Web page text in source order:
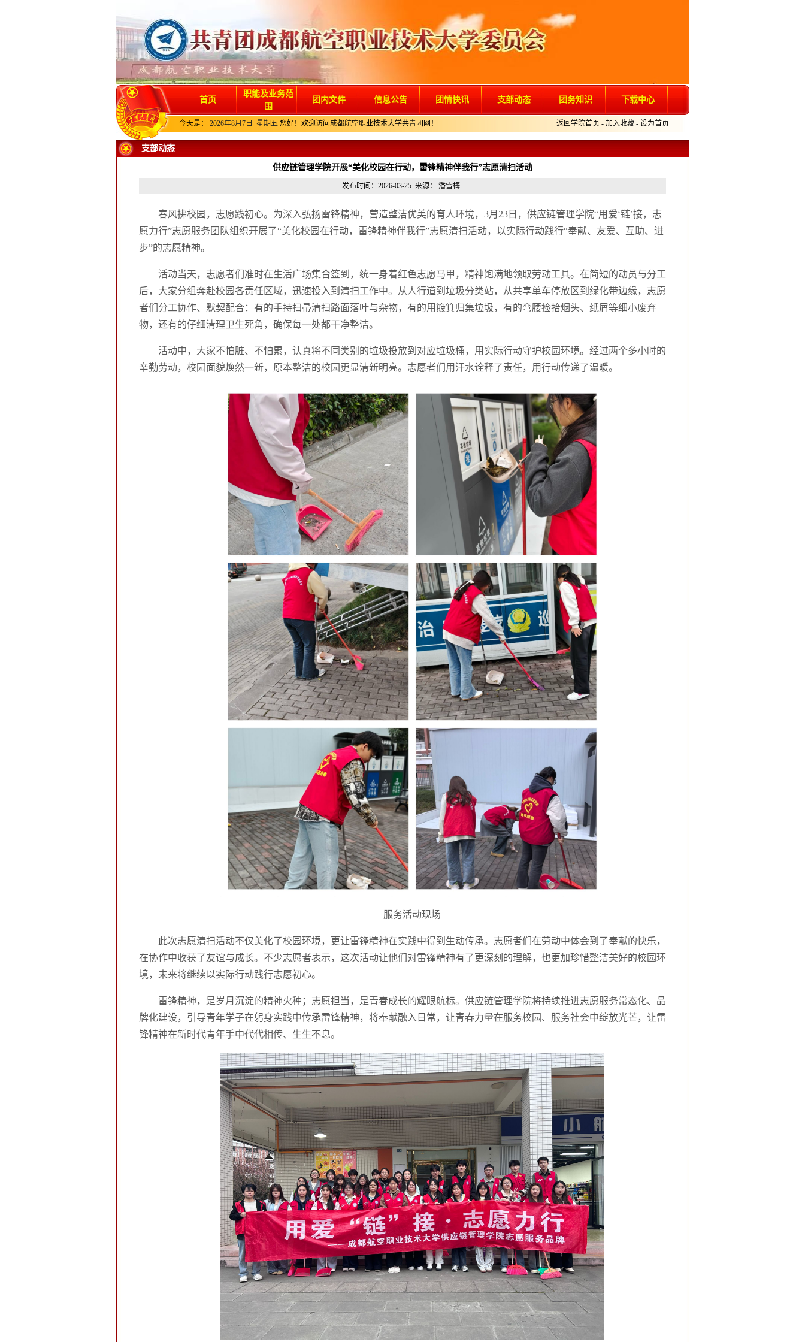
首页
职能及业务范
围
团内文件 信息公告 团情快讯 支部动态 团务知识 下载中心
今天是： 2026年8月7日 星期五 您好！欢迎访问成都航空职业技术大学共青团网！ 返回学院首页 - 加入收藏 - 设为首页
支部动态
供应链管理学院开展“美化校园在行动，雷锋精神伴我行”志愿清扫活动
发布时间：2026-03-25 来源： 潘雪梅
春风拂校园，志愿践初心。为深入弘扬雷锋精神，营造整洁优美的育人环境，3月23日，供应链管理学院“用爱‘链’接，志
愿力行”志愿服务团队组织开展了“美化校园在行动，雷锋精神伴我行”志愿清扫活动，以实际行动践行“奉献、友爱、互助、进
步”的志愿精神。
活动当天，志愿者们准时在生活广场集合签到，统一身着红色志愿马甲，精神饱满地领取劳动工具。在简短的动员与分工
后，大家分组奔赴校园各责任区域，迅速投入到清扫工作中。从人行道到垃圾分类站，从共享单车停放区到绿化带边缘，志愿
者们分工协作、默契配合：有的手持扫帚清扫路面落叶与杂物，有的用簸箕归集垃圾，有的弯腰捡拾烟头、纸屑等细小废弃
物，还有的仔细清理卫生死角，确保每一处都干净整洁。
活动中，大家不怕脏、不怕累，认真将不同类别的垃圾投放到对应垃圾桶，用实际行动守护校园环境。经过两个多小时的
辛勤劳动，校园面貌焕然一新，原本整洁的校园更显清新明亮。志愿者们用汗水诠释了责任，用行动传递了温暖。
服务活动现场
此次志愿清扫活动不仅美化了校园环境，更让雷锋精神在实践中得到生动传承。志愿者们在劳动中体会到了奉献的快乐，
在协作中收获了友谊与成长。不少志愿者表示，这次活动让他们对雷锋精神有了更深刻的理解，也更加珍惜整洁美好的校园环
境，未来将继续以实际行动践行志愿初心。
雷锋精神，是岁月沉淀的精神火种；志愿担当，是青春成长的耀眼航标。供应链管理学院将持续推进志愿服务常态化、品
牌化建设，引导青年学子在躬身实践中传承雷锋精神，将奉献融入日常，让青春力量在服务校园、服务社会中绽放光芒，让雷
锋精神在新时代青年手中代代相传、生生不息。